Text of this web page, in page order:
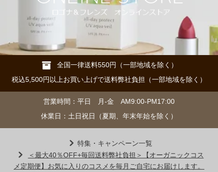
全国一律送料550円（一部地域を除く）
税込5,500円以上お買い上げで送料弊社負担（一部地域を除く）
営業時間：平日 月-金 AM9:00-PM17:00
休業日：土日祝日（夏期、年末年始を除く）
特集・キャンペーン一覧
＜最大40％OFF+毎回送料弊社負担＞【オーガニックコス
メ定期便】お気に入りのコスメを毎月ご自宅にお届けします。